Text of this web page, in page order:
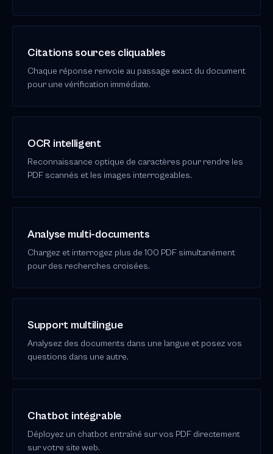
Citations sources cliquables
Chaque réponse renvoie au passage exact du document
pour une vérification immédiate.
OCR intelligent
Reconnaissance optique de caractères pour rendre les
PDF scannés et les images interrogeables.
Analyse multi-documents
Chargez et interrogez plus de 100 PDF simultanément
pour des recherches croisées.
Support multilingue
Analysez des documents dans une langue et posez vos
questions dans une autre.
Chatbot intégrable
Déployez un chatbot entraîné sur vos PDF directement
sur votre site web.